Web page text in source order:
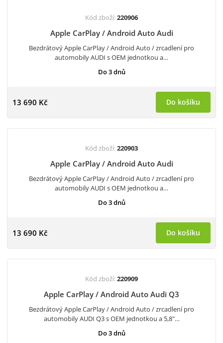
Kód zboží:220906
Apple CarPlay / Android Auto Audi
Bezdrátový Apple CarPlay / Android Auto / zrcadlení pro
automobily AUDI s OEM jednotkou a…
Do 3 dnů
13 690 Kč Do košíku
Kód zboží:220903
Apple CarPlay / Android Auto Audi
Bezdrátový Apple CarPlay / Android Auto / zrcadlení pro
automobily AUDI s OEM jednotkou a…
Do 3 dnů
13 690 Kč Do košíku
Kód zboží:220909
Apple CarPlay / Android Auto Audi Q3
Bezdrátový Apple CarPlay / Android Auto / zrcadlení pro
automobily AUDI Q3 s OEM jednotkou a 5,8"…
Do 3 dnů